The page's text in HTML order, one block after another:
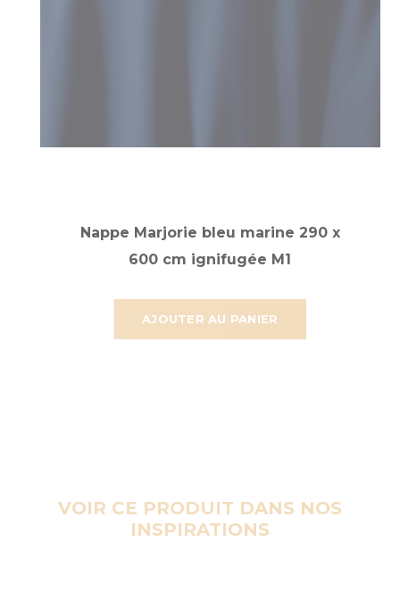
AJOUTER AU PANIER
Nappe Marjorie bleu marine 290 x
600 cm ignifugée M1
VOIR CE PRODUIT DANS NOS
INSPIRATIONS